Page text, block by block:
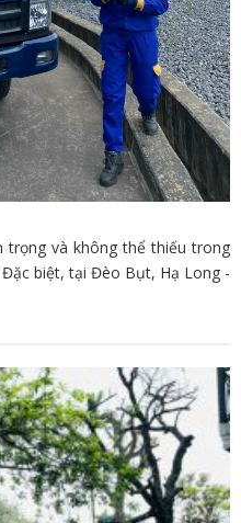
trọng và không thể thiếu trong
biệt, tại Đèo Bụt, Hạ Long -